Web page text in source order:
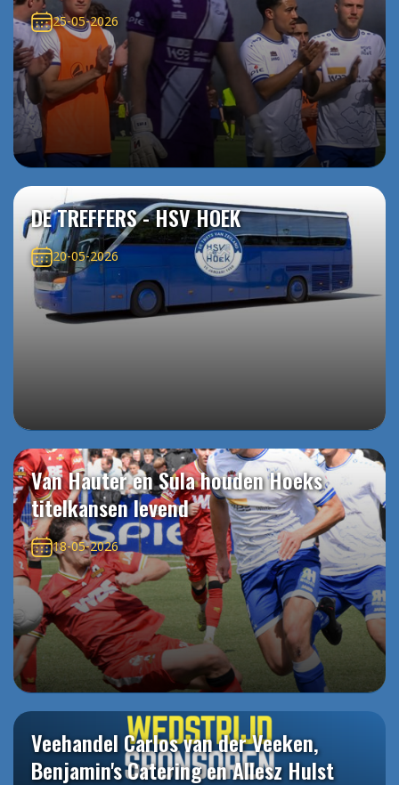
25-05-2026
DE TREFFERS - HSV HOEK
20-05-2026
Van Hauter en Sula houden Hoeks
titelkansen levend
18-05-2026
Veehandel Carlos van der Veeken,
Benjamin's Catering en Allesz Hulst